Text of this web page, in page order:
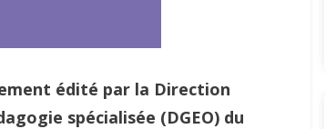
édité par la Direction
spécialisée (DGEO) du